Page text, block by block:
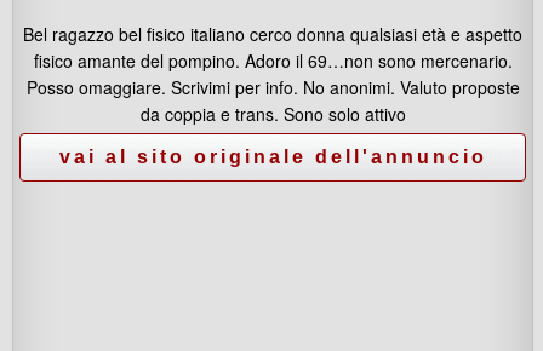
Bel ragazzo bel fisico italiano cerco donna qualsiasi età e aspetto
fisico amante del pompino. Adoro il 69…non sono mercenario.
Posso omaggiare. Scrivimi per info. No anonimi. Valuto proposte
da coppia e trans. Sono solo attivo